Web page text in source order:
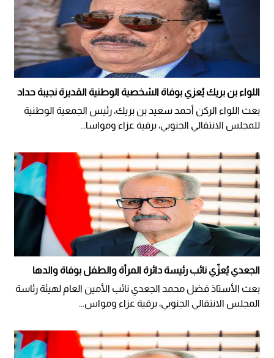
اللواء بن بريك يُعزي بوفاة الشخصية الوطنية القديرة نجيبة حداد
بعث اللواء الركن أحمد سعيد بن بريك، رئيس الجمعية الوطنية
للمجلس الانتقالي الجنوبي، برقية عزاء ومواسا...
الجعدي يُعزّي نائب رئيسة دائرة المرأة والطفل بوفاة والدها
بعث الأستاذ فضل محمد الجعدي نائب الأمين العام لهيئة رئاسة
المجلس الانتقالي الجنوبي، برقية عزاء ومواس...